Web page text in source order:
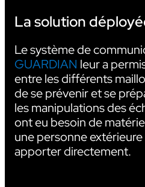
La solution
Le système de
GUARDIAN leur a
entre les différents
de se prévenir et se
les manipulations des
ont eu besoin de
une personne
apporter directement.